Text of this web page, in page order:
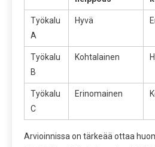
Työkalu
A
Hyvä
Työkalu
B
Kohtalainen
Työkalu
C
Erinomainen
Arvioinnissa on tärkeää ottaa